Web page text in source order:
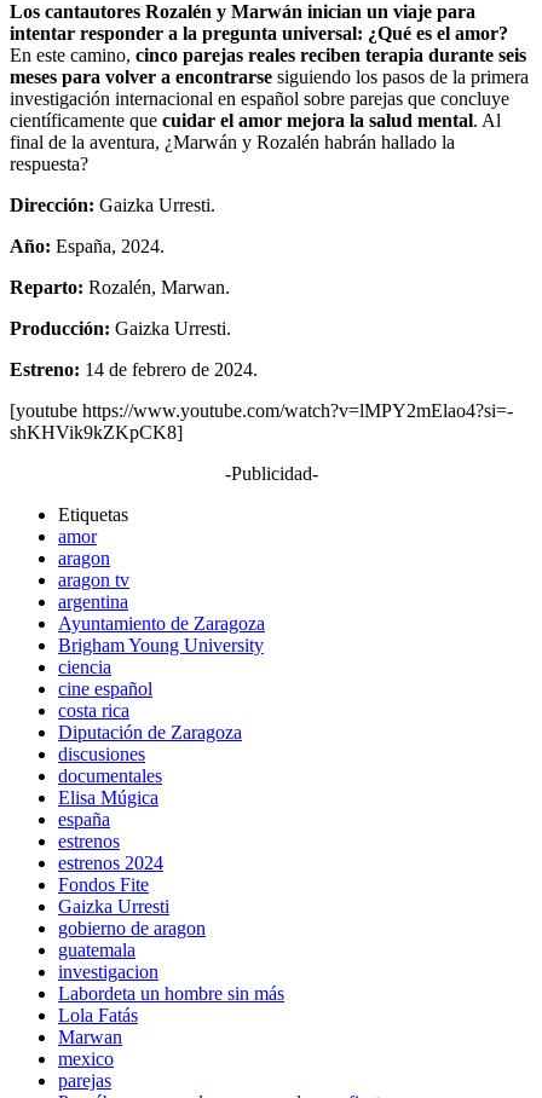
Los cantautores Rozalén y Marwán inician un viaje para
intentar responder a la pregunta universal: ¿Qué es el amor?
En este camino, cinco parejas reales reciben terapia durante seis
meses para volver a encontrarse siguiendo los pasos de la primera
investigación internacional en español sobre parejas que concluye
científicamente que cuidar el amor mejora la salud mental. Al
final de la aventura, ¿Marwán y Rozalén habrán hallado la
respuesta?
Dirección: Gaizka Urresti.
Año: España, 2024.
Reparto: Rozalén, Marwan.
Producción: Gaizka Urresti.
Estreno: 14 de febrero de 2024.
[youtube https://www.youtube.com/watch?v=lMPY2mElao4?si=-
shKHVik9kZKpCK8]
-Publicidad-
Etiquetas
amor
aragon
aragon tv
argentina
Ayuntamiento de Zaragoza
Brigham Young University
ciencia
cine español
costa rica
Diputación de Zaragoza
discusiones
documentales
Elisa Múgica
españa
estrenos
estrenos 2024
Fondos Fite
Gaizka Urresti
gobierno de aragon
guatemala
investigacion
Labordeta un hombre sin más
Lola Fatás
Marwan
mexico
parejas